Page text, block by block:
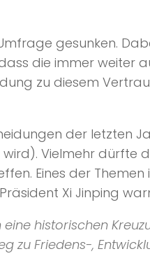
gesunken.
die immer weiter
zu diesem
der letzten
Vielmehr dürfte
Eines der
Xi Jinping
historischen
zu Friedens-,